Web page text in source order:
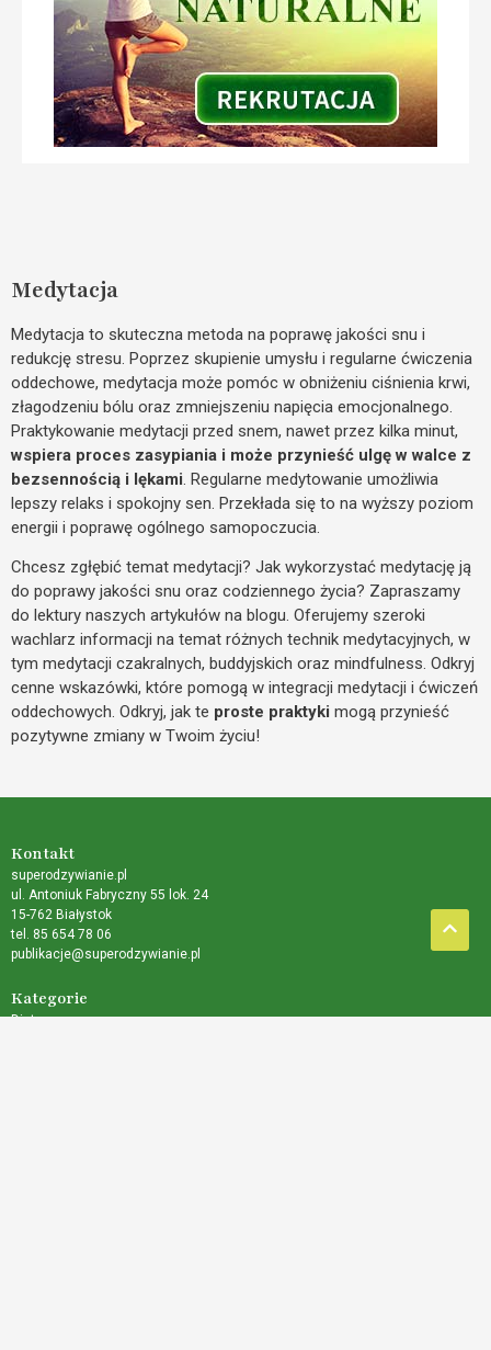
Medytacja
Medytacja to skuteczna metoda na poprawę jakości snu i
redukcję stresu. Poprzez skupienie umysłu i regularne ćwiczenia
oddechowe, medytacja może pomóc w obniżeniu ciśnienia krwi,
złagodzeniu bólu oraz zmniejszeniu napięcia emocjonalnego.
Praktykowanie medytacji przed snem, nawet przez kilka minut,
wspiera proces zasypiania i może przynieść ulgę w walce z
bezsennością i lękami. Regularne medytowanie umożliwia
lepszy relaks i spokojny sen. Przekłada się to na wyższy poziom
energii i poprawę ogólnego samopoczucia.
Chcesz zgłębić temat medytacji? Jak wykorzystać medytację ją
do poprawy jakości snu oraz codziennego życia? Zapraszamy
do lektury naszych artykułów na blogu. Oferujemy szeroki
wachlarz informacji na temat różnych technik medytacyjnych, w
tym medytacji czakralnych, buddyjskich oraz mindfulness. Odkryj
cenne wskazówki, które pomogą w integracji medytacji i ćwiczeń
oddechowych. Odkryj, jak te proste praktyki mogą przynieść
pozytywne zmiany w Twoim życiu!
Kontakt
superodzywianie.pl
ul. Antoniuk Fabryczny 55 lok. 24
15-762 Białystok
tel. 85 654 78 06
publikacje@superodzywianie.pl
Kategorie
Dieta